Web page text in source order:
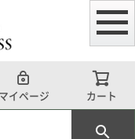
マイページ カート